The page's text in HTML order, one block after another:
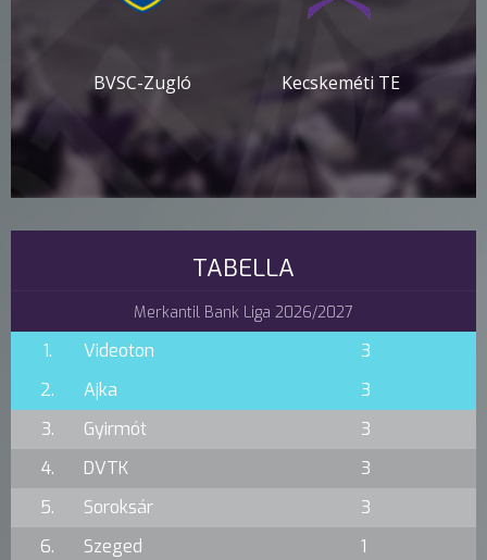
BVSC-Zugló Kecskeméti TE
TABELLA
Merkantil Bank Liga 2026/2027
1. Videoton
3
2.
Ajka
3
3.
Gyirmót
3
4.
DVTK
3
5.
Soroksár
3
6.
Szeged
1